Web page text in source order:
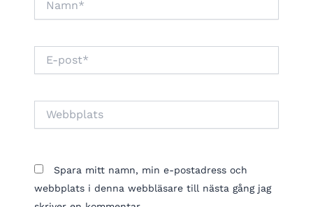
post*
Spara mitt namn, min e-postadress och
webbplats i denna webbläsare till nästa gång jag